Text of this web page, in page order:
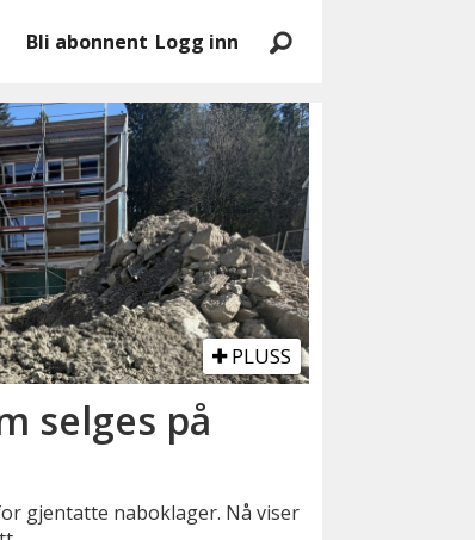
Bli abonnent Logg inn
PLUSS
selges på
gjentatte naboklager. Nå viser